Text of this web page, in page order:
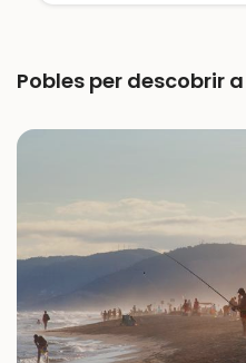
Pobles per descobrir